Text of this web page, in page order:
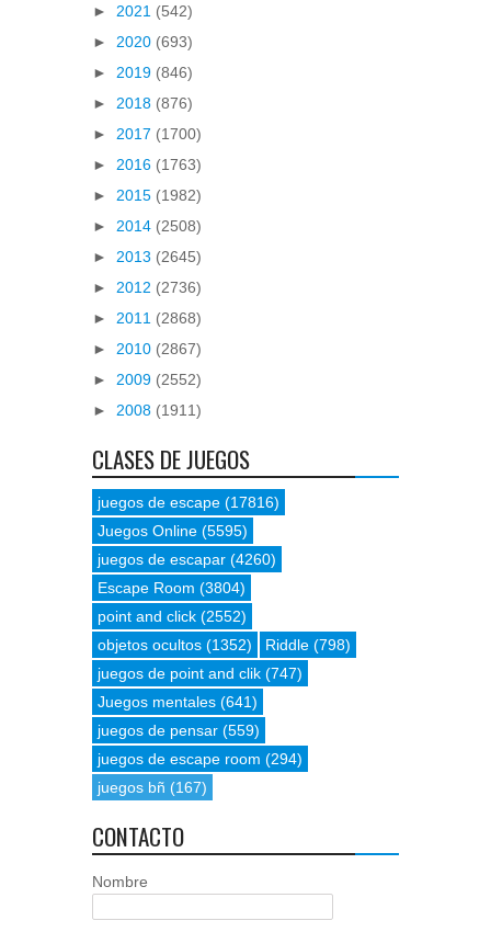
► 2021 (542)
► 2020 (693)
► 2019 (846)
► 2018 (876)
► 2017 (1700)
► 2016 (1763)
► 2015 (1982)
► 2014 (2508)
► 2013 (2645)
► 2012 (2736)
► 2011 (2868)
► 2010 (2867)
► 2009 (2552)
► 2008 (1911)
CLASES DE JUEGOS
juegos de escape (17816)
Juegos Online (5595)
juegos de escapar (4260)
Escape Room (3804)
point and click (2552)
objetos ocultos (1352) Riddle (798)
juegos de point and clik (747)
Juegos mentales (641)
juegos de pensar (559)
juegos de escape room (294)
juegos bñ (167)
CONTACTO
Nombre